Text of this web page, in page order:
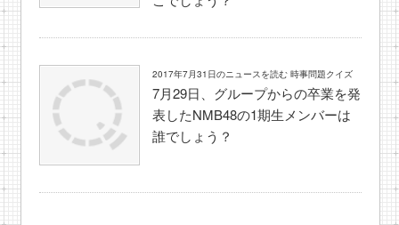
2017年7月31日のニュースを読む 時事問題クイズ
7月29日、グループからの卒業を発
表したNMB48の1期生メンバーは
誰でしょう？